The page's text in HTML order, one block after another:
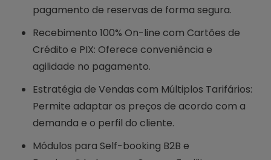
pagamento de reservas de forma segura.
Recebimento 100% On-line com Cartões de
Crédito e PIX: Oferece conveniência e
agilidade no pagamento.
Estratégia de Vendas com Múltiplos Tarifários:
Permite adaptar os preços de acordo com a
demanda e o perfil do cliente.
Módulos para Self-booking B2B e